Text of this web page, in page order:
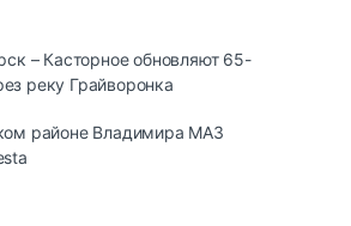
– Касторное обновляют 65-
реку Грайворонка
районе Владимира МАЗ